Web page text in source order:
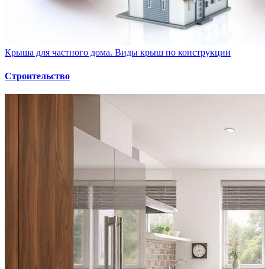
Крыша для частного дома. Виды крыш по конструкции
Строительство